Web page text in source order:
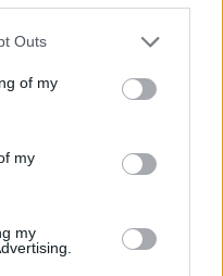
Outs
of my
my
my
Άμυνας
έχει κατορθώσει
που κατόρθωσεείναι
των αυτόνομων
μια μεγάλη
μια εξαγωγική
πρέπει να το